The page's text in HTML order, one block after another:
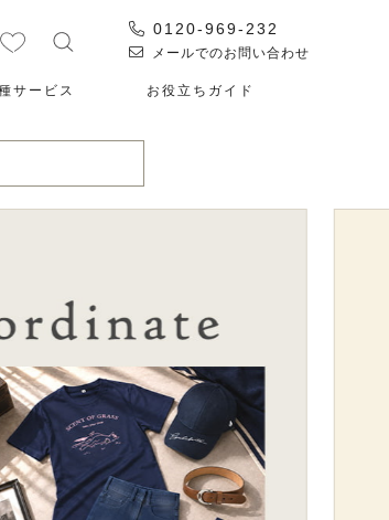
0120-969-232
メールでのお問い合わせ
サービス お役⽴ちガイド